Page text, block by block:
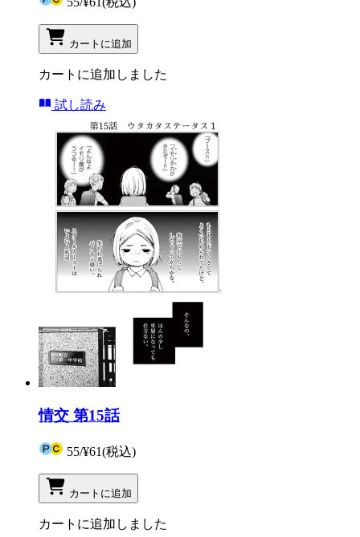
カートに追加
カートに追加しました
試し読み
情交 第15話
55/¥61(税込)
カートに追加
カートに追加しました